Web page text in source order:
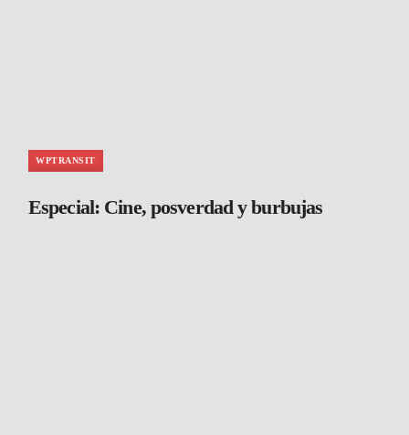
WPTRANSIT
Especial: Cine, posverdad y burbujas